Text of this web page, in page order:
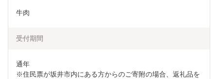
牛肉
受付期間
通年
※住民票が坂井市内にある方からのご寄附の場合、返礼品を